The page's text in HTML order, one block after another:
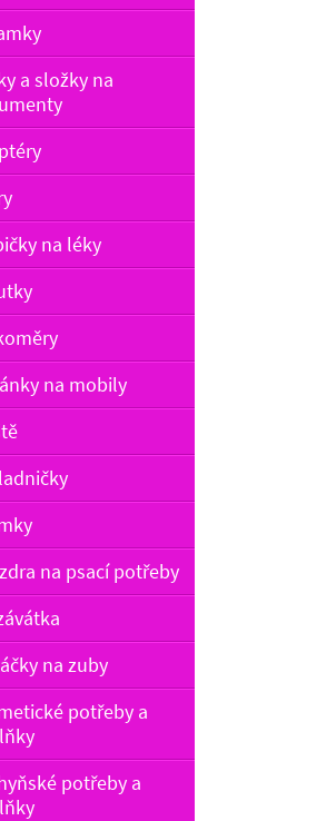
a složky na
na léky
na mobily
na psací potřeby
na zuby
potřeby a
potřeby a